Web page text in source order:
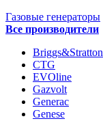
Газовые генераторы
Все производители
Briggs&Stratton
CTG
EVOline
Gazvolt
Generac
Genese